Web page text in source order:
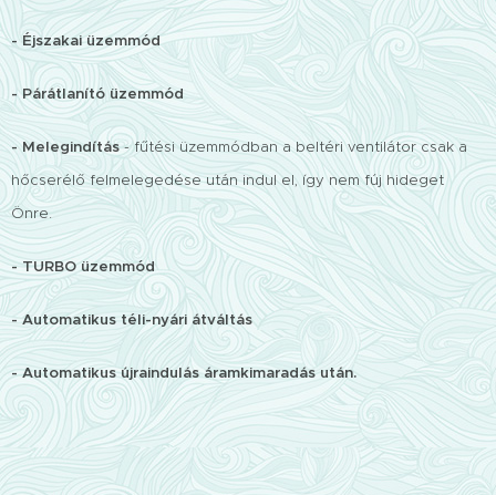
- Éjszakai üzemmód
- Párátlanító üzemmód
- Melegindítás- fűtési üzemmódban a beltéri ventilátor csak a
hőcserélő felmelegedése után indul el, így nem fúj hideget
Önre.
- TURBO üzemmód
- Automatikus téli-nyári átváltás
- Automatikus újraindulás áramkimaradás után.